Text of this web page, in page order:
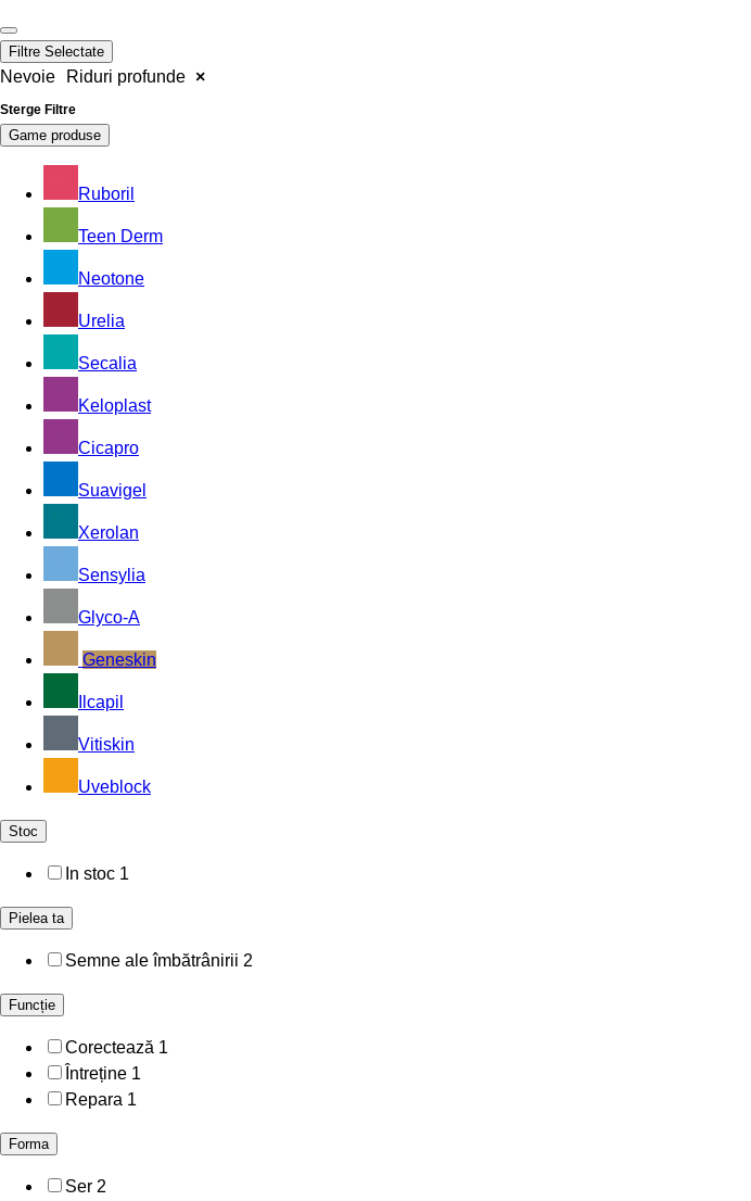
Filtre Selectate
Nevoie Riduri profunde ×
Sterge Filtre
Game produse
Ruboril
Teen Derm
Neotone
Urelia
Secalia
Keloplast
Cicapro
Suavigel
Xerolan
Sensylia
Glyco-A
Geneskin
Ilcapil
Vitiskin
Uveblock
Stoc
In stoc 1
Pielea ta
Semne ale îmbătrânirii 2
Funcție
Corectează 1
Întreține 1
Repara 1
Forma
Ser 2